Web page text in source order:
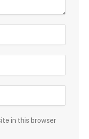
in this browser